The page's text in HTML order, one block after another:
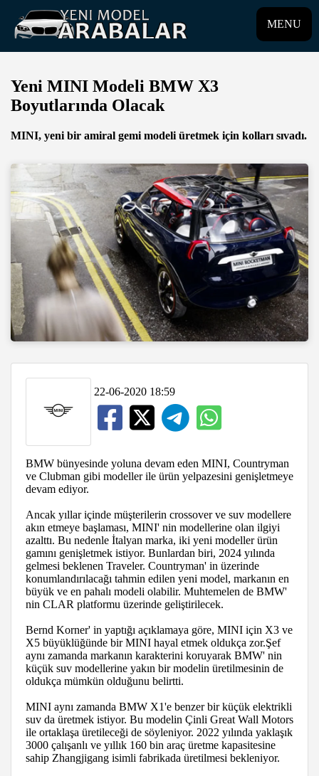
MENU
Yeni MINI Modeli BMW X3
Boyutlarında Olacak
MINI, yeni bir amiral gemi modeli üretmek için kolları sıvadı.
22-06-2020 18:59
BMW bünyesinde yoluna devam eden MINI, Countryman
ve Clubman gibi modeller ile ürün yelpazesini genişletmeye
devam ediyor.
Ancak yıllar içinde müşterilerin crossover ve suv modellere
akın etmeye başlaması, MINI' nin modellerine olan ilgiyi
azalttı. Bu nedenle İtalyan marka, iki yeni modeller ürün
gamını genişletmek istiyor. Bunlardan biri, 2024 yılında
gelmesi beklenen Traveler. Countryman' in üzerinde
konumlandırılacağı tahmin edilen yeni model, markanın en
büyük ve en pahalı modeli olabilir. Muhtemelen de BMW'
nin CLAR platformu üzerinde geliştirilecek.
Bernd Korner' in yaptığı açıklamaya göre, MINI için X3 ve
X5 büyüklüğünde bir MINI hayal etmek oldukça zor.Şef
aynı zamanda markanın karakterini koruyarak BMW' nin
küçük suv modellerine yakın bir modelin üretilmesinin de
oldukça mümkün olduğunu belirtti.
MINI aynı zamanda BMW X1'e benzer bir küçük elektrikli
suv da üretmek istiyor. Bu modelin Çinli Great Wall Motors
ile ortaklaşa üretileceği de söyleniyor. 2022 yılında yaklaşık
3000 çalışanlı ve yıllık 160 bin araç üretme kapasitesine
sahip Zhangjigang isimli fabrikada üretilmesi bekleniyor.